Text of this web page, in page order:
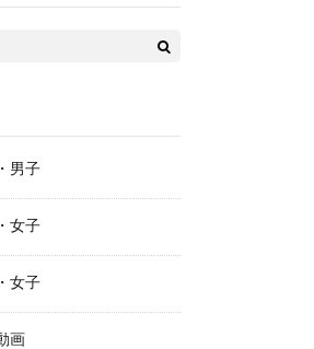
男子
女子
女子
画